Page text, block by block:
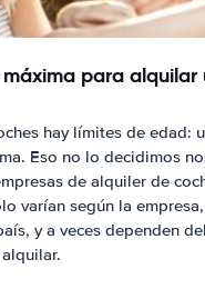
para alquilar
hay límites de edad:
Eso no lo decidimos
de alquiler de
varían según la
y a veces dependen